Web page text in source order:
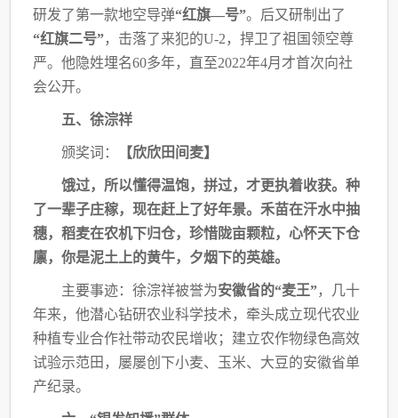
研发了第一款地空导弹“红旗—号”。后又研制出了
“红旗二号”，击落了来犯的U-2，捍卫了祖国领空尊
严。他隐姓埋名60多年，直至2022年4月才首次向社
会公开。
五、徐淙祥
颁奖词： 【欣欣田间麦】
饿过，所以懂得温饱，拼过，才更执着收获。种
了一辈子庄稼，现在赶上了好年景。禾苗在汗水中抽
穗，稻麦在农机下归仓，珍惜陇亩颗粒，心怀天下仓
廪，你是泥土上的黄牛， 夕烟下的英雄。
主要事迹：徐淙祥被誉为安徽省的“麦王”，几十
年来，他潜心钻研农业科学技术，牵头成立现代农业
种植专业合作社带动农民增收；建立农作物绿色高效
试验示范田，屡屡创下小麦、玉米、大豆的安徽省单
产纪录。